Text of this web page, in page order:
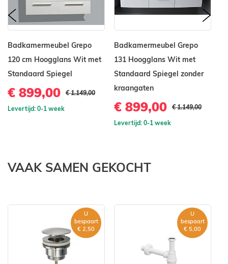
Badkamermeubel Grepo
120 cm Hoogglans Wit met
Standaard Spiegel
€ 899,00 € 1.149,00
Levertijd: 0-1 week
Badkamermeubel Grepo
131 Hoogglans Wit met
Standaard Spiegel zonder
kraangaten
€ 899,00 € 1.149,00
Levertijd: 0-1 week
prev
VAAK SAMEN GEKOCHT
U
bespaart
€ 2,50
U
bespaart
€ 5,00